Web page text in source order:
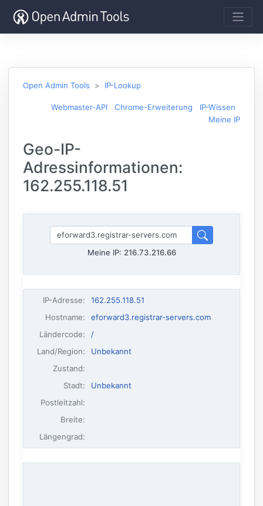
Open Admin Tools IP-Lookup
Webmaster-API Chrome-Erweiterung
IP-Wissen
Meine IP
Geo-IP-
Adressinformationen:
162.255.118.51
Meine IP: 216.73.216.66
IP-Adresse:
162.255.118.51
Hostname:
eforward3.registrar-servers.com
Ländercode:
/
Land/Region:
Unbekannt
Zustand:
Stadt:
Unbekannt
Postleitzahl:
Breite:
Längengrad: